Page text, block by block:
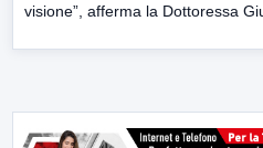
visione”, afferma la Dottoressa